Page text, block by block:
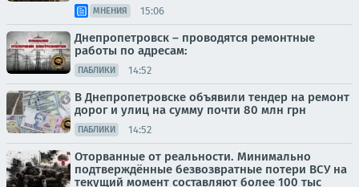
МНЕНИЯ 15:06
Днепропетровск – проводятся ремонтные
работы по адресам:
ПАБЛИКИ 14:52
В Днепропетровске объявили тендер на ремонт
дорог и улиц на сумму почти 80 млн грн
ПАБЛИКИ 14:52
Оторванные от реальности. Минимально
подтверждённые безвозвратные потери ВСУ на
текущий момент составляют более 100 тыс